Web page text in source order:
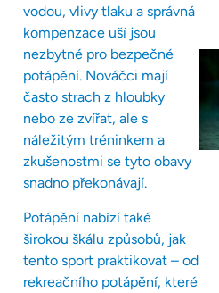
vodou, vlivy tlaku a správná
kompenzace uší jsou
nezbytné pro bezpečné
potápění. Nováčci mají
často strach z hloubky
nebo ze zvířat, ale s
náležitým tréninkem a
zkušenostmi se tyto obavy
snadno překonávají.
Potápění nabízí také
širokou škálu způsobů, jak
tento sport praktikovat – od
rekreačního potápění, které